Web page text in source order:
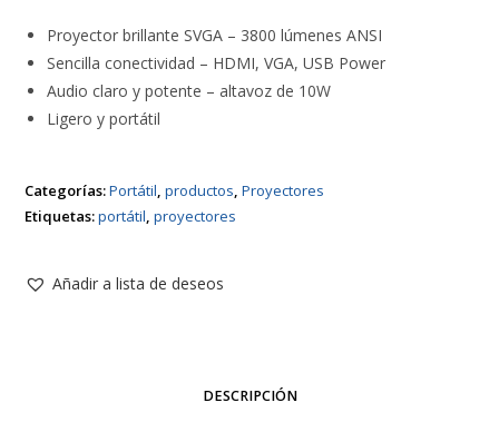
Proyector brillante SVGA – 3800 lúmenes ANSI
Sencilla conectividad – HDMI, VGA, USB Power
Audio claro y potente – altavoz de 10W
Ligero y portátil
Categorías:Portátil,productos,Proyectores
Etiquetas:portátil,proyectores
Añadir a lista de deseos
DESCRIPCIÓN